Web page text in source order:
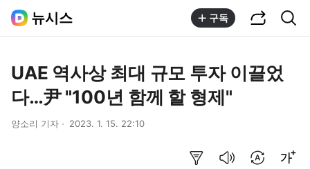
뉴시스 구독
UAE 역사상 최대 규모 투자 이끌었
다…尹 "100년 함께 할 형제"
양소리 기자 2023. 1. 15. 22:10